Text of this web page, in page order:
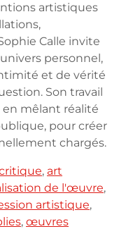
artistiques
Calle invite
personnel,
et de vérité
Son travail
en mêlant réalité
pour créer
chargés.
, art
de l'œuvre,
artistique,
, œuvres